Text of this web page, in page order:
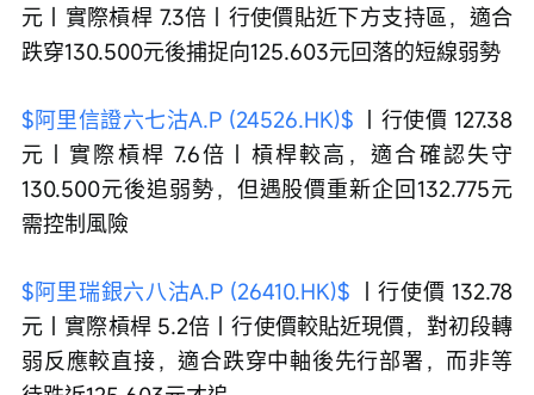
元｜實際槓桿 7.3倍｜行使價貼近下方支持區，適合
跌穿130.500元後捕捉向125.603元回落的短線弱勢
$阿里信證六七沽A.P (24526.HK)$ ｜行使價 127.38
元｜實際槓桿 7.6倍｜槓桿較高，適合確認失守
130.500元後追弱勢，但遇股價重新企回132.775元
需控制風險
$阿里瑞銀六八沽A.P (26410.HK)$ ｜行使價 132.78
元｜實際槓桿 5.2倍｜行使價較貼近現價，對初段轉
弱反應較直接，適合跌穿中軸後先行部署，而非等